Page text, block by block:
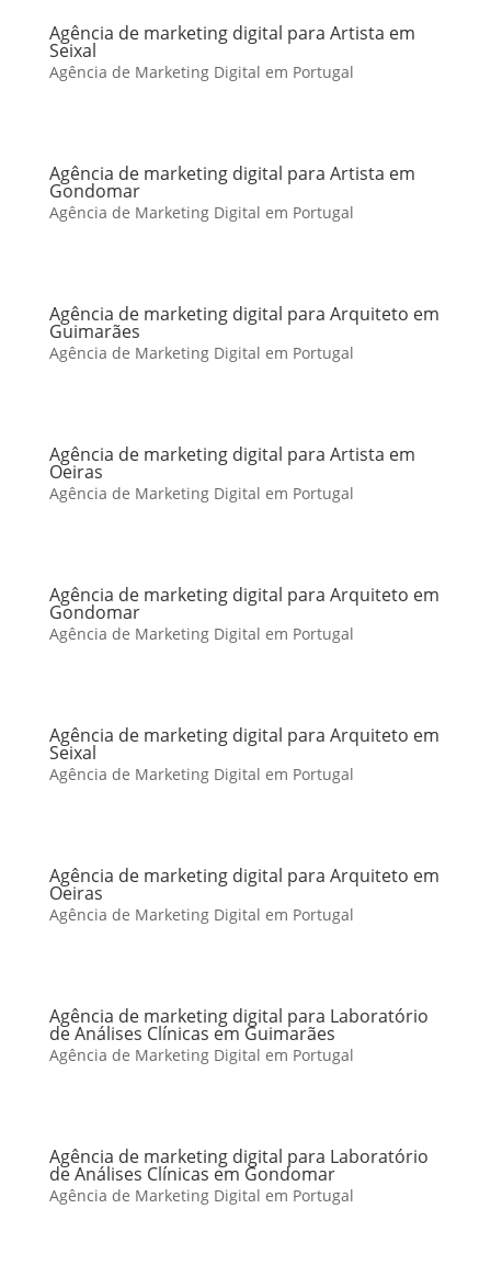
Agência de marketing digital para Artista em
Seixal
Agência de Marketing Digital em Portugal
Agência de marketing digital para Artista em
Gondomar
Agência de Marketing Digital em Portugal
Agência de marketing digital para Arquiteto em
Guimarães
Agência de Marketing Digital em Portugal
Agência de marketing digital para Artista em
Oeiras
Agência de Marketing Digital em Portugal
Agência de marketing digital para Arquiteto em
Gondomar
Agência de Marketing Digital em Portugal
Agência de marketing digital para Arquiteto em
Seixal
Agência de Marketing Digital em Portugal
Agência de marketing digital para Arquiteto em
Oeiras
Agência de Marketing Digital em Portugal
Agência de marketing digital para Laboratório
de Análises Clínicas em Guimarães
Agência de Marketing Digital em Portugal
Agência de marketing digital para Laboratório
de Análises Clínicas em Gondomar
Agência de Marketing Digital em Portugal